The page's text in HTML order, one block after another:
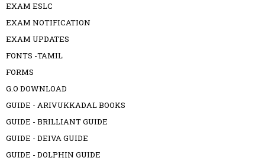
EXAM ESLC
EXAM NOTIFICATION
EXAM UPDATES
FONTS -TAMIL
FORMS
G.O DOWNLOAD
GUIDE - ARIVUKKADAL BOOKS
GUIDE - BRILLIANT GUIDE
GUIDE - DEIVA GUIDE
GUIDE - DOLPHIN GUIDE